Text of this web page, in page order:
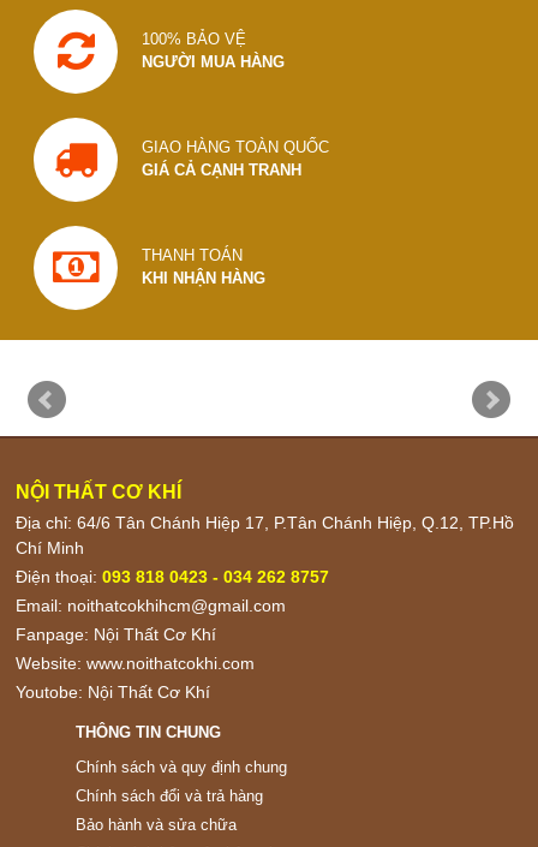
100% BẢO VỆ
NGƯỜI MUA HÀNG
GIAO HÀNG TOÀN QUỐC
GIÁ CẢ CẠNH TRANH
THANH TOÁN
KHI NHẬN HÀNG
NỘI THẤT CƠ KHÍ
Địa chỉ: 64/6 Tân Chánh Hiệp 17, P.Tân Chánh Hiệp, Q.12, TP.Hồ
Chí Minh
Điện thoại:093 818 0423 - 034 262 8757
Email: noithatcokhihcm@gmail.com
Fanpage: Nội Thất Cơ Khí
Website:www.noithatcokhi.com
Youtobe: Nội Thất Cơ Khí
THÔNG TIN CHUNG
Chính sách và quy định chung
Chính sách đổi và trả hàng
Bảo hành và sửa chữa